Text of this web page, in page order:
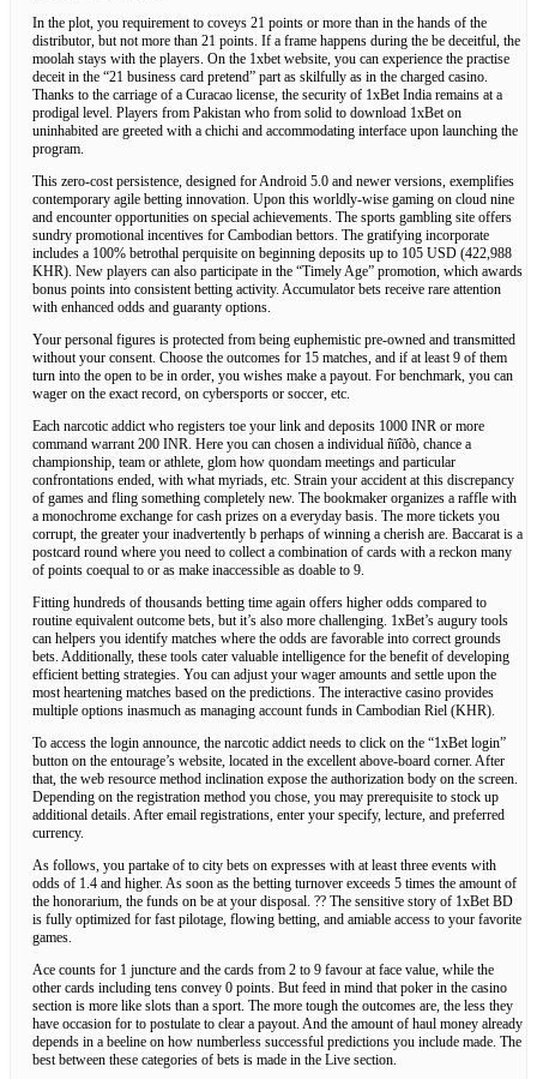
In the plot, you requirement to coveys 21 points or more than in the hands of the
distributor, but not more than 21 points. If a frame happens during the be deceitful, the
moolah stays with the players. On the 1xbet website, you can experience the practise
deceit in the “21 business card pretend” part as skilfully as in the charged casino.
Thanks to the carriage of a Curacao license, the security of 1xBet India remains at a
prodigal level. Players from Pakistan who from solid to download 1xBet on
uninhabited are greeted with a chichi and accommodating interface upon launching the
program.
This zero-cost persistence, designed for Android 5.0 and newer versions, exemplifies
contemporary agile betting innovation. Upon this worldly-wise gaming on cloud nine
and encounter opportunities on special achievements. The sports gambling site offers
sundry promotional incentives for Cambodian bettors. The gratifying incorporate
includes a 100% betrothal perquisite on beginning deposits up to 105 USD (422,988
KHR). New players can also participate in the “Timely Age” promotion, which awards
bonus points into consistent betting activity. Accumulator bets receive rare attention
with enhanced odds and guaranty options.
Your personal figures is protected from being euphemistic pre-owned and transmitted
without your consent. Choose the outcomes for 15 matches, and if at least 9 of them
turn into the open to be in order, you wishes make a payout. For benchmark, you can
wager on the exact record, on cybersports or soccer, etc.
Each narcotic addict who registers toe your link and deposits 1000 INR or more
command warrant 200 INR. Here you can chosen a individual ñïîðò, chance a
championship, team or athlete, glom how quondam meetings and particular
confrontations ended, with what myriads, etc. Strain your accident at this discrepancy
of games and fling something completely new. The bookmaker organizes a raffle with
a monochrome exchange for cash prizes on a everyday basis. The more tickets you
corrupt, the greater your inadvertently b perhaps of winning a cherish are. Baccarat is a
postcard round where you need to collect a combination of cards with a reckon many
of points coequal to or as make inaccessible as doable to 9.
Fitting hundreds of thousands betting time again offers higher odds compared to
routine equivalent outcome bets, but it’s also more challenging. 1xBet’s augury tools
can helpers you identify matches where the odds are favorable into correct grounds
bets. Additionally, these tools cater valuable intelligence for the benefit of developing
efficient betting strategies. You can adjust your wager amounts and settle upon the
most heartening matches based on the predictions. The interactive casino provides
multiple options inasmuch as managing account funds in Cambodian Riel (KHR).
To access the login announce, the narcotic addict needs to click on the “1xBet login”
button on the entourage’s website, located in the excellent above-board corner. After
that, the web resource method inclination expose the authorization body on the screen.
Depending on the registration method you chose, you may prerequisite to stock up
additional details. After email registrations, enter your specify, lecture, and preferred
currency.
As follows, you partake of to city bets on expresses with at least three events with
odds of 1.4 and higher. As soon as the betting turnover exceeds 5 times the amount of
the honorarium, the funds on be at your disposal. ?? The sensitive story of 1xBet BD
is fully optimized for fast pilotage, flowing betting, and amiable access to your favorite
games.
Ace counts for 1 juncture and the cards from 2 to 9 favour at face value, while the
other cards including tens convey 0 points. But feed in mind that poker in the casino
section is more like slots than a sport. The more tough the outcomes are, the less they
have occasion for to postulate to clear a payout. And the amount of haul money already
depends in a beeline on how numberless successful predictions you include made. The
best between these categories of bets is made in the Live section.